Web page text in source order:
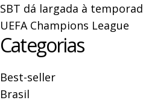
SBT dá largada à
UEFA Champions League
Categorias
Best-seller
Brasil